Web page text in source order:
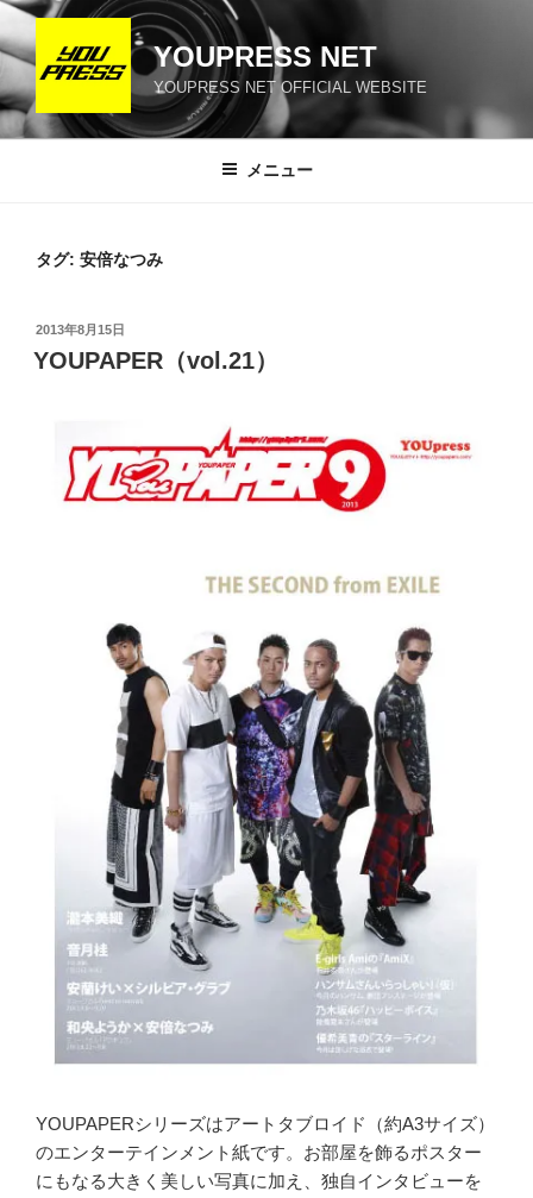
コ
ン
ン
YOUPRESS NET
YOUPRESS NET OFFICIAL WEBSITE
メニュー
タグ: 安倍なつみ
投
稿
日:
2013年8月15日
YOUPAPER（vol.21）
YOUPAPERシリーズはアートタブロイド（約A3サイズ）
のエンターテインメント紙です。お部屋を飾るポスター
にもなる大きく美しい写真に加え、独自インタビューを